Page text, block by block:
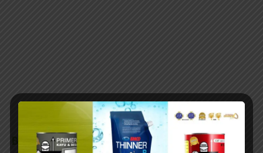
BERITA TERKAIT